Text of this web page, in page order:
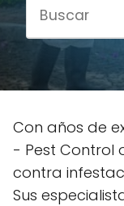
Con años de
- Pest Control
contra
Sus